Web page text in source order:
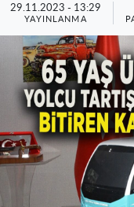
29.11.2023 - 13:29
YAYINLANMA
Resmi İlanlar
Haber Arşivi